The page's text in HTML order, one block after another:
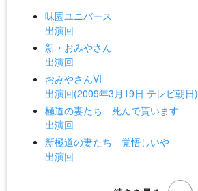
味園ユニバース
出演回
新・おみやさん
出演回
おみやさんVI
出演回(2009年3月19日 テレビ朝日)
極道の妻たち 死んで貰います
出演回
新極道の妻たち 覚悟しいや
出演回